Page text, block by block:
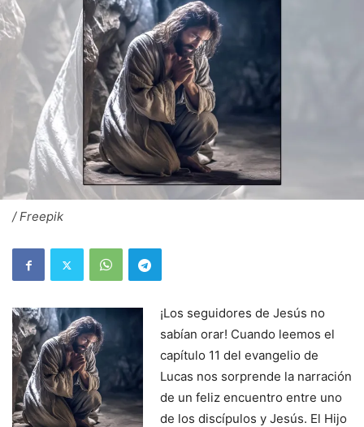
/ Freepik
¡Los seguidores de Jesús no
sabían orar! Cuando leemos el
capítulo 11 del evangelio de
Lucas nos sorprende la narración
de un feliz encuentro entre uno
de los discípulos y Jesús. El Hijo